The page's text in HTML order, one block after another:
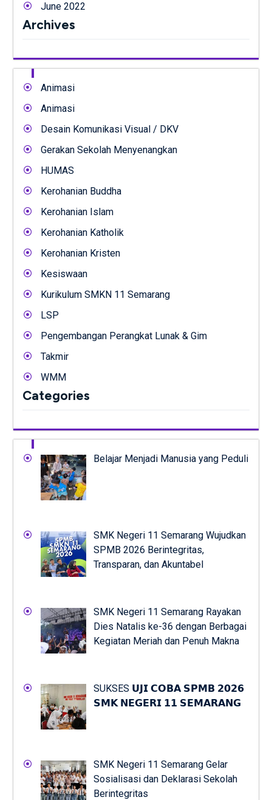
June 2022
Archives
Animasi
Animasi
Desain Komunikasi Visual / DKV
Gerakan Sekolah Menyenangkan
HUMAS
Kerohanian Buddha
Kerohanian Islam
Kerohanian Katholik
Kerohanian Kristen
Kesiswaan
Kurikulum SMKN 11 Semarang
LSP
Pengembangan Perangkat Lunak & Gim
Takmir
WMM
Categories
Belajar Menjadi Manusia yang Peduli
SMK Negeri 11 Semarang Wujudkan
SPMB 2026 Berintegritas,
Transparan, dan Akuntabel
SMK Negeri 11 Semarang Rayakan
Dies Natalis ke-36 dengan Berbagai
Kegiatan Meriah dan Penuh Makna
SUKSES 𝗨𝗝𝗜 𝗖𝗢𝗕𝗔 𝗦𝗣𝗠𝗕 𝟮𝟬𝟮𝟲
𝗦𝗠𝗞 𝗡𝗘𝗚𝗘𝗥𝗜 𝟭𝟭 𝗦𝗘𝗠𝗔𝗥𝗔𝗡𝗚
SMK Negeri 11 Semarang Gelar
Sosialisasi dan Deklarasi Sekolah
Berintegritas